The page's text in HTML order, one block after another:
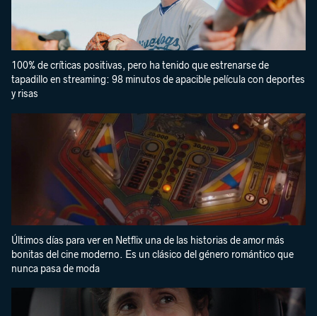
100% de críticas positivas, pero ha tenido que estrenarse de
tapadillo en streaming: 98 minutos de apacible película con deportes
y risas
Últimos días para ver en Netflix una de las historias de amor más
bonitas del cine moderno. Es un clásico del género romántico que
nunca pasa de moda